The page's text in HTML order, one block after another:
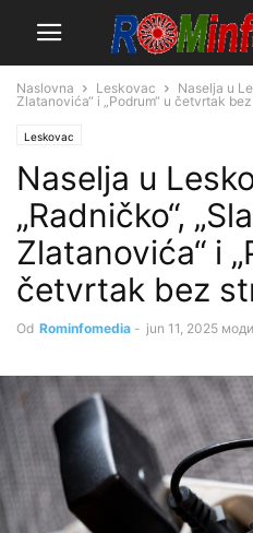
Naslovna Leskovac
Naselja u
Zlatanovića“ i „Podrum“ u četvrtak
Leskovac
Naselja u
„Radničko“,
Zlatanovića“ i
četvrtak bez
Od Rominfomedia - jun 11, 2025